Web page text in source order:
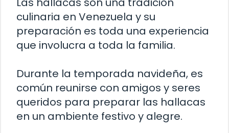
culinaria en Venezuela y su
preparación es toda una experiencia
que involucra a toda la familia.
Durante la temporada navideña, es
común reunirse con amigos y seres
queridos para preparar las hallacas
en un ambiente festivo y alegre.